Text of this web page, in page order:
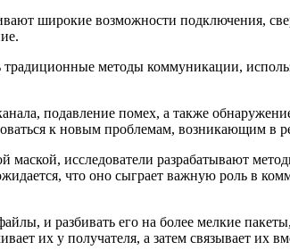
широкие возможности подключения,
методы коммуникации,
подавление помех, а также
к новым проблемам, возникающим в
исследователи разрабатывают
что оно сыграет важную роль в
и разбивать его на более мелкие
их у получателя, а затем связывает их